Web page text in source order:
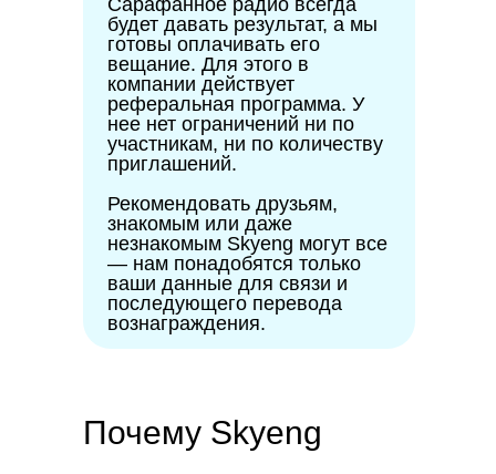
будет давать результат, а мы
готовы оплачивать его
вещание. Для этого в
компании действует
реферальная программа. У
нее нет ограничений ни по
участникам, ни по количеству
приглашений.
Рекомендовать друзьям,
знакомым или даже
незнакомым Skyeng могут все
— нам понадобятся только
ваши данные для связи и
последующего перевода
вознаграждения.
Почему Skyeng